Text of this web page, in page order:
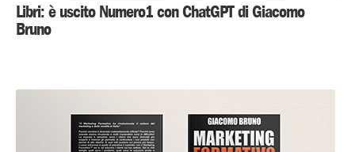
Libri: è uscito Numero1 con ChatGPT di Giacomo
Bruno